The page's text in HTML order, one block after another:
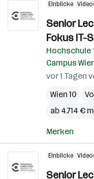
Einblicke
Senior
Fokus IT-
Hochschule
Campus
vor 1 Tagen
Wien 10
ab 4.714 €
Merken
Einblicke
Senior